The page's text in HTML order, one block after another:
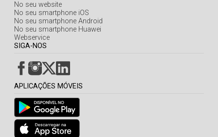
No seu website
No seu smartphone iOS
No seu smartphone Android
No seu smartphone Huawei
Webservice
SIGA-NOS
APLICAÇÕES MÓVEIS